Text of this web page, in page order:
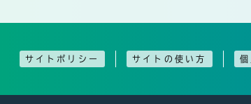
サイトポリシー サイトの使い方